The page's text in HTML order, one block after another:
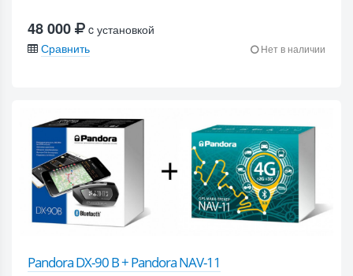
48 000
c установкой
Сравнить
Нет в наличии
Pandora DX-90 B + Pandora NAV-11